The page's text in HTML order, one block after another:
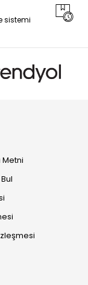
sistemi
Metni